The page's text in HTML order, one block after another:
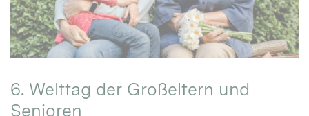
6. Welttag der Großeltern und
Senioren